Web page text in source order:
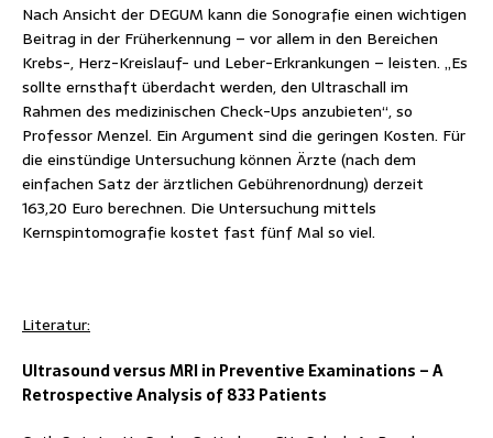
Nach Ansicht der DEGUM kann die Sonografie einen wichtigen
Beitrag in der Früherkennung – vor allem in den Bereichen
Krebs-, Herz-Kreislauf- und Leber-Erkrankungen – leisten. „Es
sollte ernsthaft überdacht werden, den Ultraschall im
Rahmen des medizinischen Check-Ups anzubieten“, so
Professor Menzel. Ein Argument sind die geringen Kosten. Für
die einstündige Untersuchung können Ärzte (nach dem
einfachen Satz der ärztlichen Gebührenordnung) derzeit
163,20 Euro berechnen. Die Untersuchung mittels
Kernspintomografie kostet fast fünf Mal so viel.
Literatur:
Ultrasound versus MRI in Preventive Examinations – A
Retrospective Analysis of 833 Patients